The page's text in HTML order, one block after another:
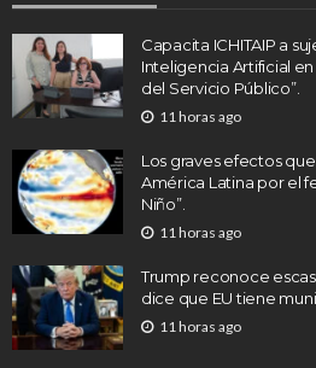
Capacita ICHITAIP a
Inteligencia Artificial
del Servicio Público”.
11 horas ago
Los graves efectos
América Latina por el
Niño”.
11 horas ago
Trump reconoce
dice que EU tiene
11 horas ago